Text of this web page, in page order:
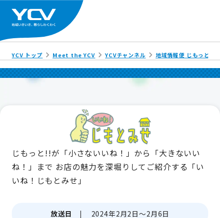
YCV トップ Meet the YCV YCVチャンネル 地域情報便 じもっと!!
じもっと!!が「小さないいね！」から「大きないい
ね！」まで お店の魅力を深堀りしてご紹介する「い
いね！じもとみせ」
放送日 | 2024年2月2日～2月6日